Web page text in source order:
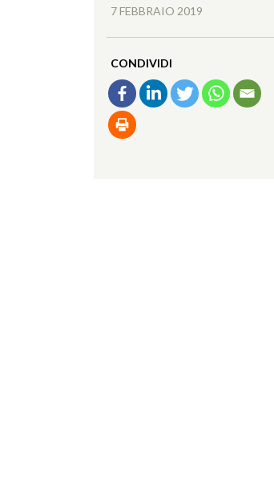
7 FEBBRAIO 2019
CONDIVIDI